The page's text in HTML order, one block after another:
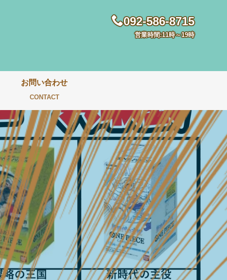
092-586-8715
営業時間:11時～19時
お問い合わせ
CONTACT